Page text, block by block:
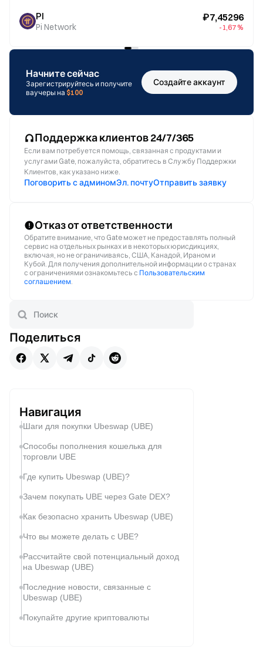
PI
Pi Network
₽7,45296
-1,67 %
Начните сейчас
Зарегистрируйтесь и получите
ваучеры на $100
Создайте аккаунт
Поддержка клиентов 24/7/365
Если вам потребуется помощь, связанная с продуктами и
услугами Gate, пожалуйста, обратитесь в Службу Поддержки
Клиентов, как указано ниже.
Поговорить с админомЭл. почтуОтправить заявку
Отказ от ответственности
Обратите внимание, что Gate может не предоставлять полный
сервис на отдельных рынках и в некоторых юрисдикциях,
включая, но не ограничиваясь, США, Канадой, Ираном и
Кубой. Для получения дополнительной информации о странах
с ограничениями ознакомьтесь с Пользовательским
соглашением.
Поделиться
Навигация
Шаги для покупки Ubeswap (UBE)
Способы пополнения кошелька для
торговли UBE
Где купить Ubeswap (UBE)?
Зачем покупать UBE через Gate DEX?
Как безопасно хранить Ubeswap (UBE)
Что вы можете делать с UBE?
Рассчитайте свой потенциальный доход
на Ubeswap (UBE)
Последние новости, связанные с
Ubeswap (UBE)
Покупайте другие криптовалюты